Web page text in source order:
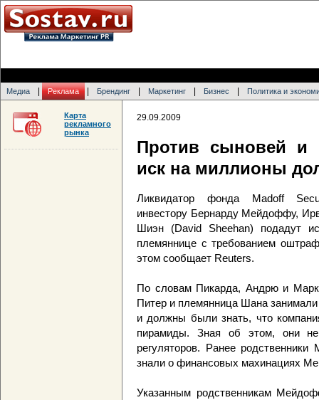
Медиа Реклама Брендинг Маркетинг Бизнес Политика и
29.09.2009
Против сыновей и
иск на миллионы
Ликвидатор фонда Madoff
инвестору Бернарду Мейдоффу,
Шиэн (David Sheehan) подадут
племяннице с требованием
этом сообщает Reuters.
По словам Пикарда, Андрю и
Питер и племянница Шана
и должны были знать, что
пирамиды. Зная об этом, они
регуляторов. Ранее
знали о финансовых махинациях
Указанным родственникам
Карта
рекламного
рынка